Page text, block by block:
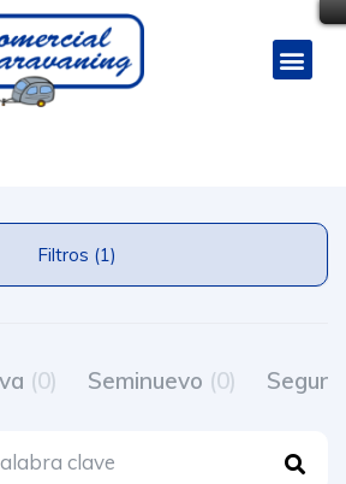
Filtros (1)
(0) Seminuevo (0)